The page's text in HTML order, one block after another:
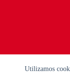
Utilizamos